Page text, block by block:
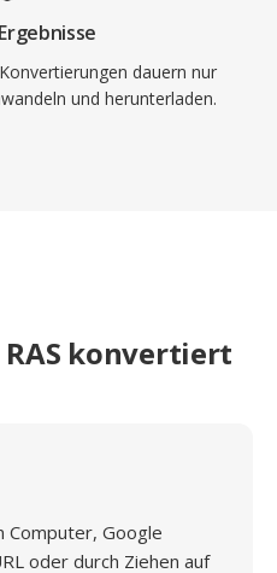
dauern nur
und herunterladen.
RAS konvertiert
Computer, Google
oder durch Ziehen auf